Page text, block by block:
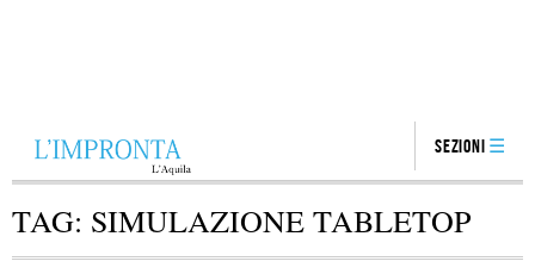
Sezioni
TAG: SIMULAZIONE TABLETOP